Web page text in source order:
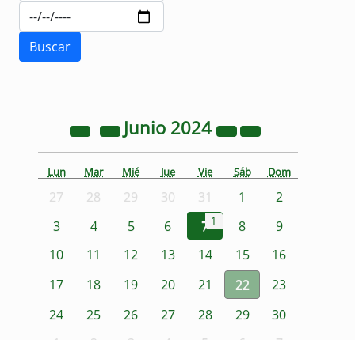
Junio 2024
Lun Mar Mié Jue Vie Sáb Dom
27 28 29 30 31 1
2
3
4 5 6 7 1 8
9
10
11 12 13 14 15
16
17
18 19 20 21 22
23
24
25 26 27 28 29
30